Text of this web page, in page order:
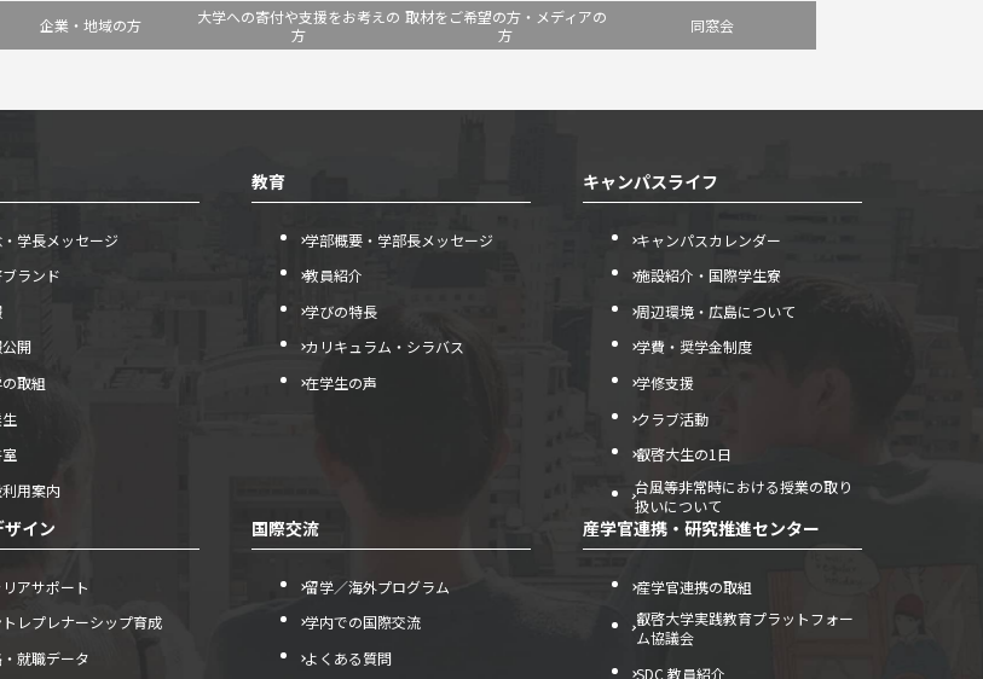
企業・地域の方
大学への寄付や支援をお考えの
方
取材をご希望の方・メディアの
方
同窓会
学長メッセージ
ランド
開
取組
用案内
教育
学部概要・学部長メッセージ
教員紹介
学びの特長
カリキュラム・シラバス
在学生の声
キャンパスライフ
キャンパスカレンダー
施設紹介・国際学生寮
周辺環境・広島について
学費・奨学金制度
学修支援
クラブ活動
叡啓大生の1日
台風等非常時における授業の取り
扱いについて
イン
アサポート
レプレナーシップ育成
就職データ
国際交流
留学／海外プログラム
学内での国際交流
よくある質問
産学官連携・研究推進センター
産学官連携の取組
叡啓大学実践教育プラットフォー
ム協議会
SDC 教員紹介